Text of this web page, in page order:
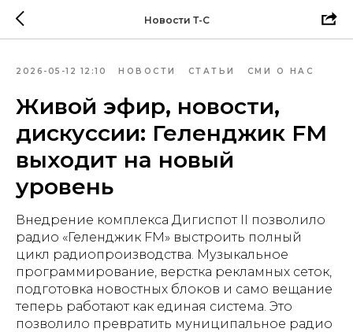
Новости Т-С
2026-05-12 12:10 НОВОСТИ СТАТЬИ СМИ О НАС
Живой эфир, новости,
дискуссии: Геленджик FM
выходит на новый
уровень
Внедрение комплекса Дигиспот II позволило
радио «Геленджик FM» выстроить полный
цикл радиопроизводства. Музыкальное
программирование, верстка рекламных сеток,
подготовка новостных блоков и само вещание
теперь работают как единая система. Это
позволило превратить муниципальное радио